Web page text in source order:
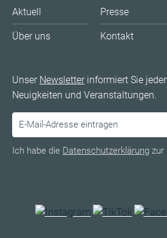
Aktuell
Über uns
Presse
Kontakt
Unser Newsletterinformiert Sie
Neuigkeiten und Veranstaltungen.
Ich habe die Datenschutzerklärung zur